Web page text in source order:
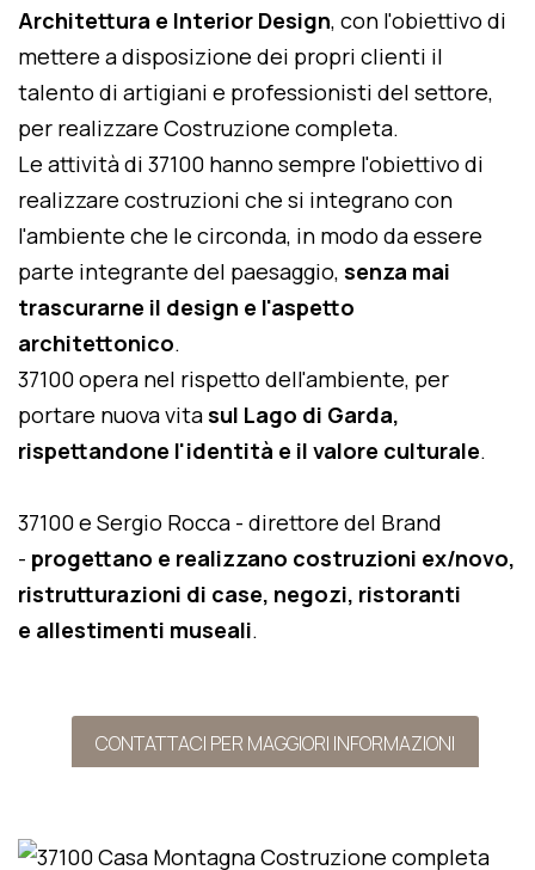
Architettura e Interior Design, con l'obiettivo di
mettere a disposizione dei propri clienti il
talento di artigiani e professionisti del settore,
per realizzare Costruzione completa.
Le attività di 37100 hanno sempre l'obiettivo di
realizzare costruzioni che si integrano con
l'ambiente che le circonda, in modo da essere
parte integrante del paesaggio, senza mai
trascurarne il design e l'aspetto
architettonico.
37100 opera nel rispetto dell'ambiente, per
portare nuova vitasul Lago di Garda,
rispettandone l'identità e il valore culturale.
37100 e Sergio Rocca - direttore del Brand
- progettano e realizzano costruzioni ex/novo,
ristrutturazioni di case, negozi, ristoranti
e allestimenti museali.
CONTATTACI PER MAGGIORI INFORMAZIONI